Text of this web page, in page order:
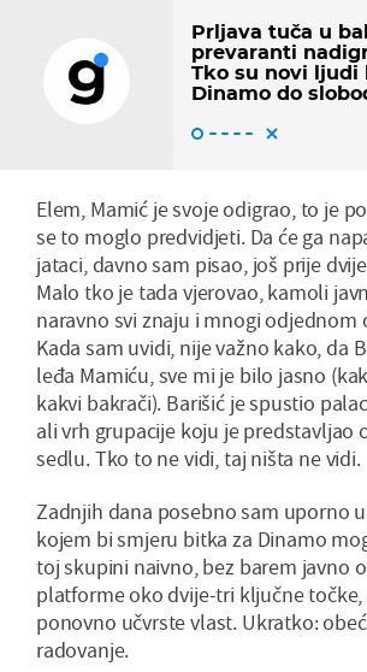
Prljava tuča u
prevaranti
Tko su novi ljudi
Dinamo do
Elem, Mamić je svoje odigrao, to je
se to moglo predvidjeti. Da će ga
jataci, davno sam pisao, još prije
Malo tko je tada vjerovao, kamoli
naravno svi znaju i mnogi odjednom
Kada sam uvidi, nije važno kako, da
leđa Mamiću, sve mi je bilo jasno
kakvi bakrači). Barišić je spustio
ali vrh grupacije koju je predstavljao
sedlu. Tko to ne vidi, taj ništa ne vidi.
Zadnjih dana posebno sam uporno
kojem bi smjeru bitka za Dinamo
toj skupini naivno, bez barem javno
platforme oko dvije-tri ključne
ponovno učvrste vlast. Ukratko:
radovanje.